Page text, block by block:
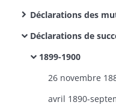
Déclarations des
Déclarations de
1899-1900
26 novembre
avril 1890-